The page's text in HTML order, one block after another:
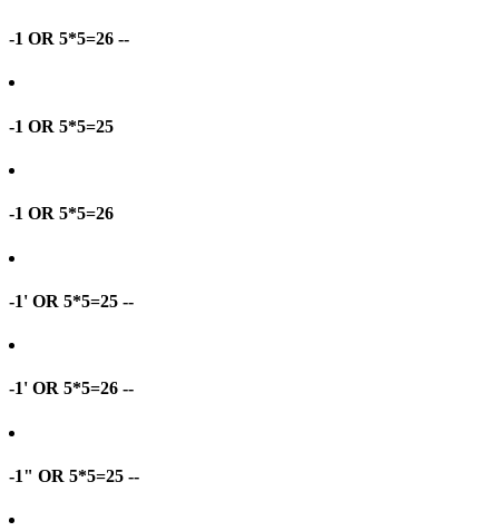
-1 OR 5*5=26 --
-1 OR 5*5=25
-1 OR 5*5=26
-1' OR 5*5=25 --
-1' OR 5*5=26 --
-1" OR 5*5=25 --